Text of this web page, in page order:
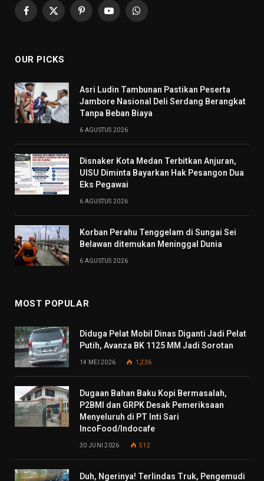
Facebook
X
PinterestYouTubeWhatsApp
OUR PICKS
Asri Ludin Tambunan Pastikan Peserta
Jambore Nasional Deli Serdang Berangkat
Tanpa Beban Biaya
6 AGUSTUS 2026
Disnaker Kota Medan Terbitkan Anjuran,
UISU Diminta Bayarkan Hak Pesangon Dua
Eks Pegawai
6 AGUSTUS 2026
Korban Perahu Tenggelam di Sungai Sei
Belawan ditemukan Meninggal Dunia
6 AGUSTUS 2026
MOST POPULAR
Diduga Pelat Mobil Dinas Diganti Jadi Pelat
Putih, Avanza BK 1125 MM Jadi Sorotan
14 MEI 2026 1,236
Dugaan Bahan Baku Kopi Bermasalah,
P2BMI dan GRPK Desak Pemeriksaan
Menyeluruh di PT Inti Sari
IncoFood/Indocafe
30 JUNI 2026 512
Duh, Ngerinya! Terlindas Truk, Pengemudi